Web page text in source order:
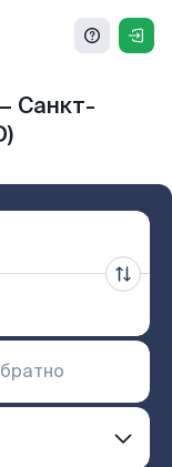
Санкт-